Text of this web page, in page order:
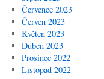
Červenec 2023
Červen 2023
Květen 2023
Duben 2023
Prosinec 2022
Listopad 2022